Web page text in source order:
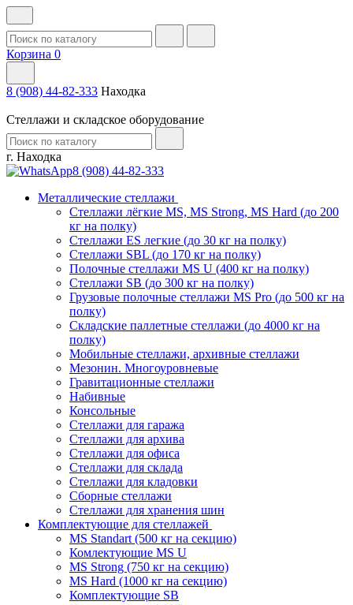
Корзина 0
8 (908) 44-82-333 Находка
Стеллажи и складское оборудование
г. Находка
8 (908) 44-82-333
Металлические стеллажи
Стеллажи лёгкие MS, MS Strong, MS Hard (до 200
кг на полку)
Стеллажи ES легкие (до 30 кг на полку)
Стеллажи SBL (до 170 кг на полку)
Полочные стеллажи MS U (400 кг на полку)
Стеллажи SB (до 300 кг на полку)
Грузовые полочные стеллажи MS Pro (до 500 кг на
полку)
Складские паллетные стеллажи (до 4000 кг на
полку)
Мобильные стеллажи, архивные стеллажи
Мезонин. Многоуровневые
Гравитационные стеллажи
Набивные
Консольные
Стеллажи для гаража
Стеллажи для архива
Стеллажи для офиса
Стеллажи для склада
Стеллажи для кладовки
Сборные стеллажи
Стеллажи для хранения шин
Комплектующие для стеллажей
MS Standart (500 кг на секцию)
Комлектующие MS U
MS Strong (750 кг на секцию)
MS Hard (1000 кг на секцию)
Комплектующие SB